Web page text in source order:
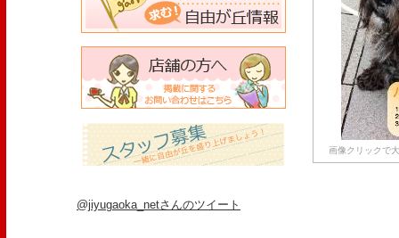
画像クリックで
@jiyugaoka_netさんのツイート